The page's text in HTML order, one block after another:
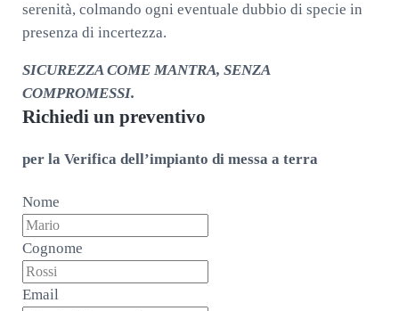
serenità, colmando ogni eventuale dubbio di specie in
presenza di incertezza.
SICUREZZA COME MANTRA, SENZA
COMPROMESSI.
Richiedi un preventivo
per la Verifica dell’impianto di messa a terra
Nome
Cognome
Email